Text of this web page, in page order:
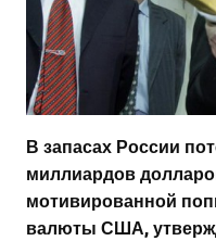
В запасах России
миллиардов
мотивированной
валюты США,